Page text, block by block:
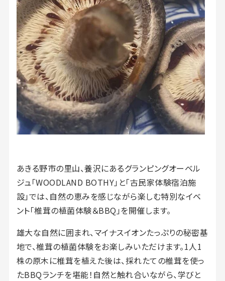
あきる野市の里山、養沢にあるグランピングオーベル
ジュ「WOODLAND BOTHY」と「古民家体験宿泊施
設」では、自然の恵みを感じながら楽しむ特別なイベ
ント「椎茸の植菌体験＆BBQ」を開催します。
雄大な自然に囲まれ、マイナスイオンたっぷりの秘密基
地で、椎茸の植菌体験をお楽しみいただけます。1人1
株の原木に椎茸を植えた後は、採れたての椎茸を使っ
たBBQランチを堪能！自然と触れ合いながら、学びと